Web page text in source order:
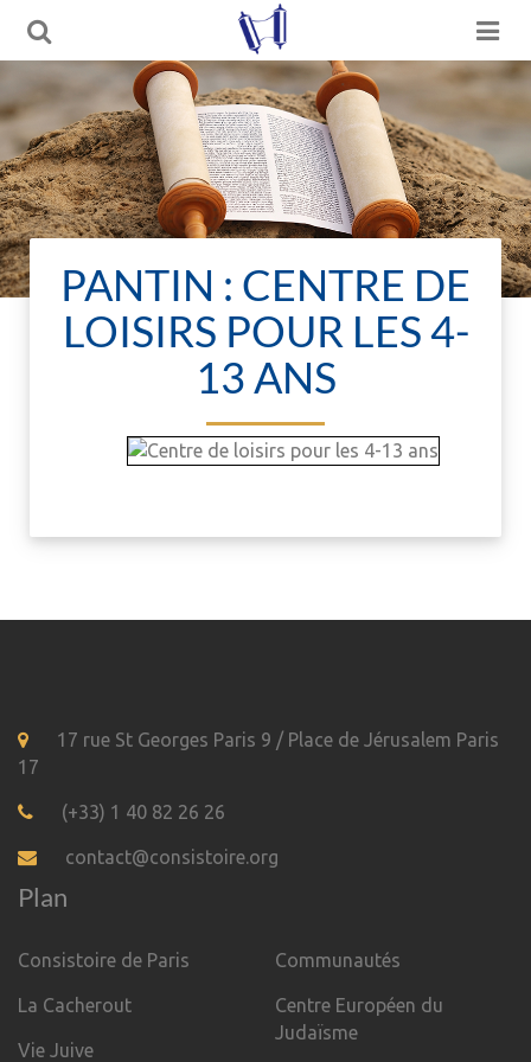
PANTIN : CENTRE DE
LOISIRS POUR LES 4-
13 ANS
17 rue St Georges Paris 9 / Place de Jérusalem Paris
17
(+33) 1 40 82 26 26
contact@consistoire.org
Plan
Consistoire de Paris
La Cacherout
Vie Juive
Communautés
Centre Européen du
Judaïsme